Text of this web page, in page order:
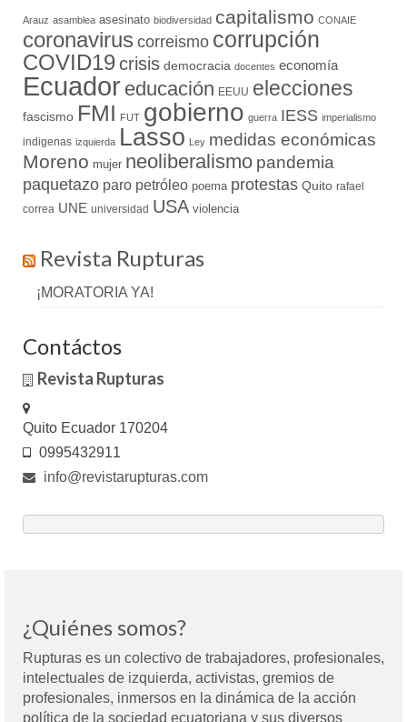
Arauz asamblea asesinato biodiversidad capitalismo CONAIE
coronavirus correismo corrupción
COVID19crisis democracia docentes economía
Ecuador educación EEUU elecciones
fascismo FMI FUT gobierno guerra IESS imperialismo
indigenas izquierda Lasso Ley medidas económicas
Moreno mujer neoliberalismo pandemia
paquetazo paro petróleo poema protestas Quito rafael
correa UNE universidad USA violencia
Revista Rupturas
¡MORATORIA YA!
Contáctos
Revista Rupturas
Quito Ecuador 170204
0995432911
info@revistarupturas.com
¿Quiénes somos?
Rupturas es un colectivo de trabajadores, profesionales,
intelectuales de izquierda, activistas, gremios de
profesionales, inmersos en la dinámica de la acción
política de la sociedad ecuatoriana y sus diversos